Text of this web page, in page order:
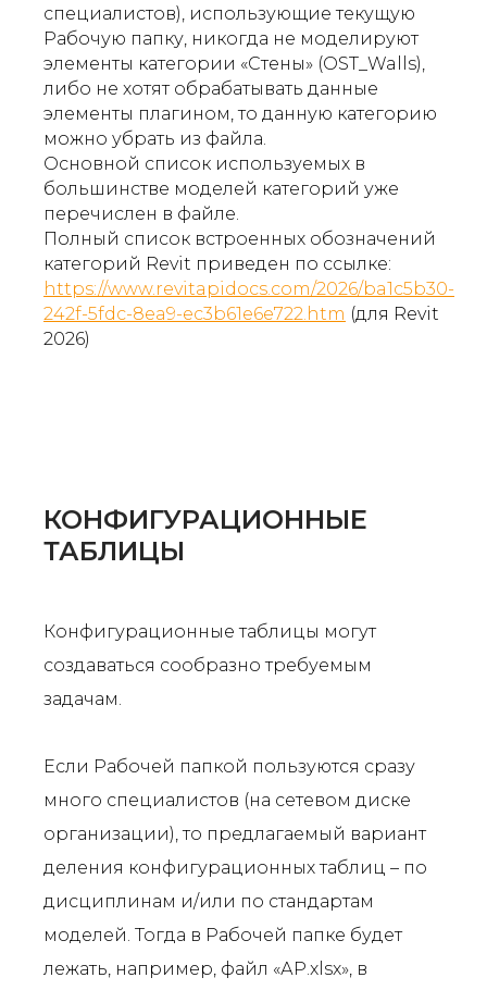
специалистов), использующие текущую
Рабочую папку, никогда не моделируют
элементы категории «Стены» (OST_Walls),
либо не хотят обрабатывать данные
элементы плагином, то данную категорию
можно убрать из файла.
Основной список используемых в
большинстве моделей категорий уже
перечислен в файле.
Полный список встроенных обозначений
категорий Revit приведен по ссылке:
https://www.revitapidocs.com/2026/ba1c5b30-
242f-5fdc-8ea9-ec3b61e6e722.htm (для Revit
2026)
КОНФИГУРАЦИОННЫЕ
ТАБЛИЦЫ
Конфигурационные таблицы могут
создаваться сообразно требуемым
задачам.
Если Рабочей папкой пользуются сразу
много специалистов (на сетевом диске
организации), то предлагаемый вариант
деления конфигурационных таблиц – по
дисциплинам и/или по стандартам
моделей. Тогда в Рабочей папке будет
лежать, например, файл «АР.xlsx», в